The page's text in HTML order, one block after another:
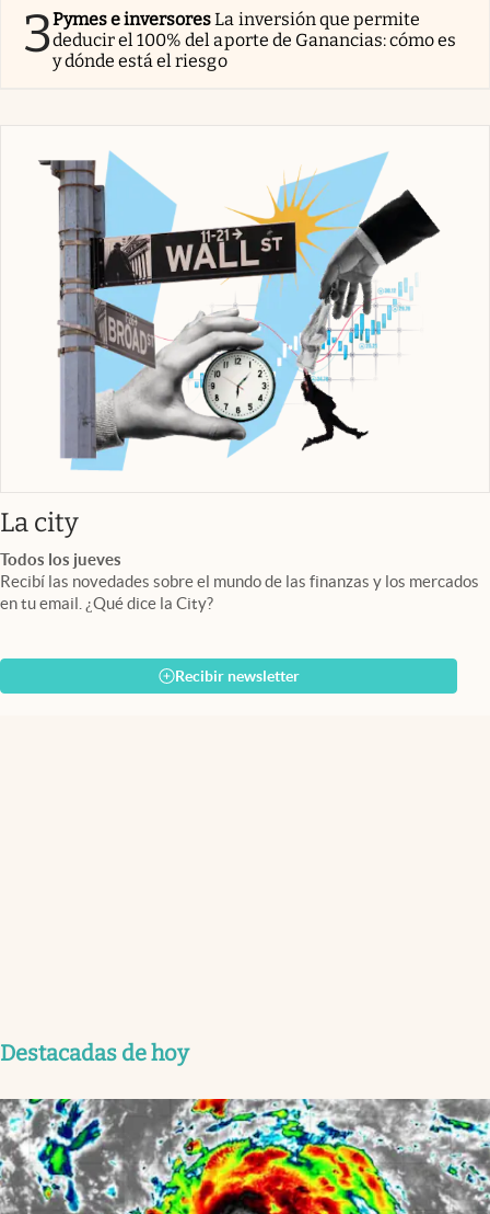
3Pymes e inversoresLa inversión que permite
deducir el 100% del aporte de Ganancias: cómo es
y dónde está el riesgo
La cityabre en nueva pestaña
Todos los jueves
Recibí las novedades sobre el mundo de las finanzas y los mercados
en tu email. ¿Qué dice la City?
Recibir newsletter
Destacadas de hoy